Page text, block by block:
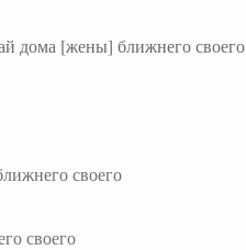
дома [жены] ближнего своего
своего
своего